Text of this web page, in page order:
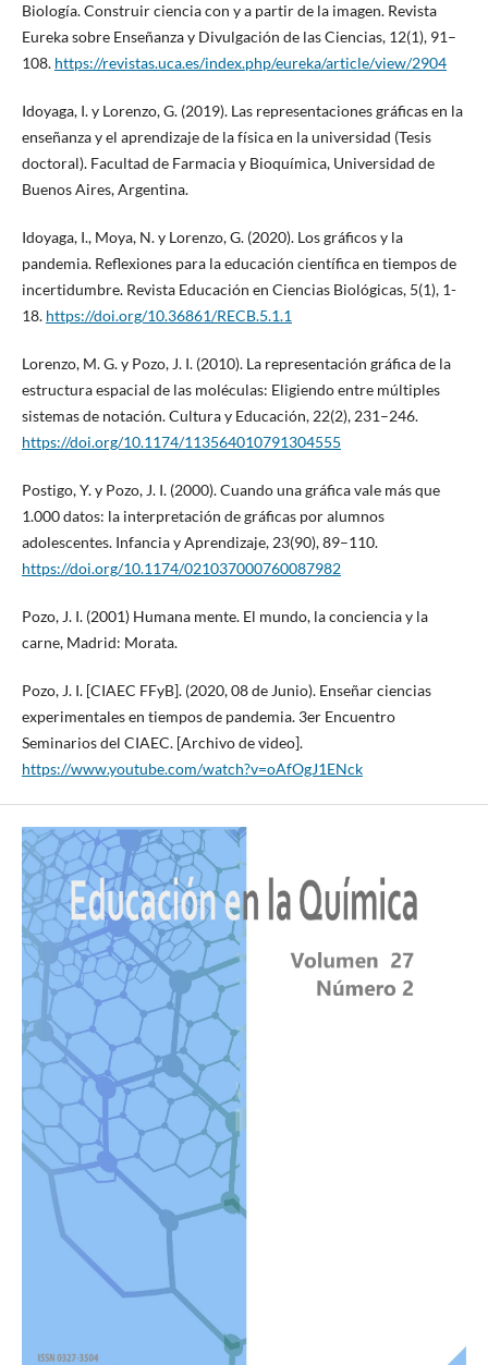
Biología. Construir ciencia con y a partir de la imagen. Revista
Eureka sobre Enseñanza y Divulgación de las Ciencias, 12(1), 91–
108. https://revistas.uca.es/index.php/eureka/article/view/2904
Idoyaga, I. y Lorenzo, G. (2019). Las representaciones gráficas en la
enseñanza y el aprendizaje de la física en la universidad (Tesis
doctoral). Facultad de Farmacia y Bioquímica, Universidad de
Buenos Aires, Argentina.
Idoyaga, I., Moya, N. y Lorenzo, G. (2020). Los gráficos y la
pandemia. Reflexiones para la educación científica en tiempos de
incertidumbre. Revista Educación en Ciencias Biológicas, 5(1), 1-
18. https://doi.org/10.36861/RECB.5.1.1
Lorenzo, M. G. y Pozo, J. I. (2010). La representación gráfica de la
estructura espacial de las moléculas: Eligiendo entre múltiples
sistemas de notación. Cultura y Educación, 22(2), 231–246.
https://doi.org/10.1174/113564010791304555
Postigo, Y. y Pozo, J. I. (2000). Cuando una gráfica vale más que
1.000 datos: la interpretación de gráficas por alumnos
adolescentes. Infancia y Aprendizaje, 23(90), 89–110.
https://doi.org/10.1174/021037000760087982
Pozo, J. I. (2001) Humana mente. El mundo, la conciencia y la
carne, Madrid: Morata.
Pozo, J. I. [CIAEC FFyB]. (2020, 08 de Junio). Enseñar ciencias
experimentales en tiempos de pandemia. 3er Encuentro
Seminarios del CIAEC. [Archivo de video].
https://www.youtube.com/watch?v=oAfOgJ1ENck